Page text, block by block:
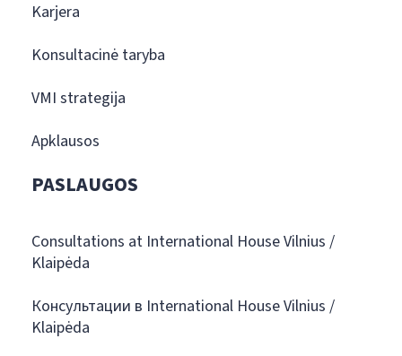
Karjera
Konsultacinė taryba
VMI strategija
Apklausos
PASLAUGOS
Consultations at International House Vilnius /
Klaipėda
Консультации в International House Vilnius /
Klaipėda